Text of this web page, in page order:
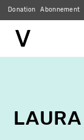
Donation Abonnement
LAURA